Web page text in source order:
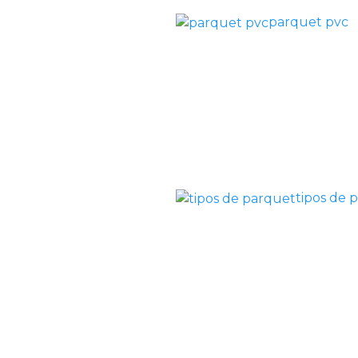
parquet pvc
tipos de